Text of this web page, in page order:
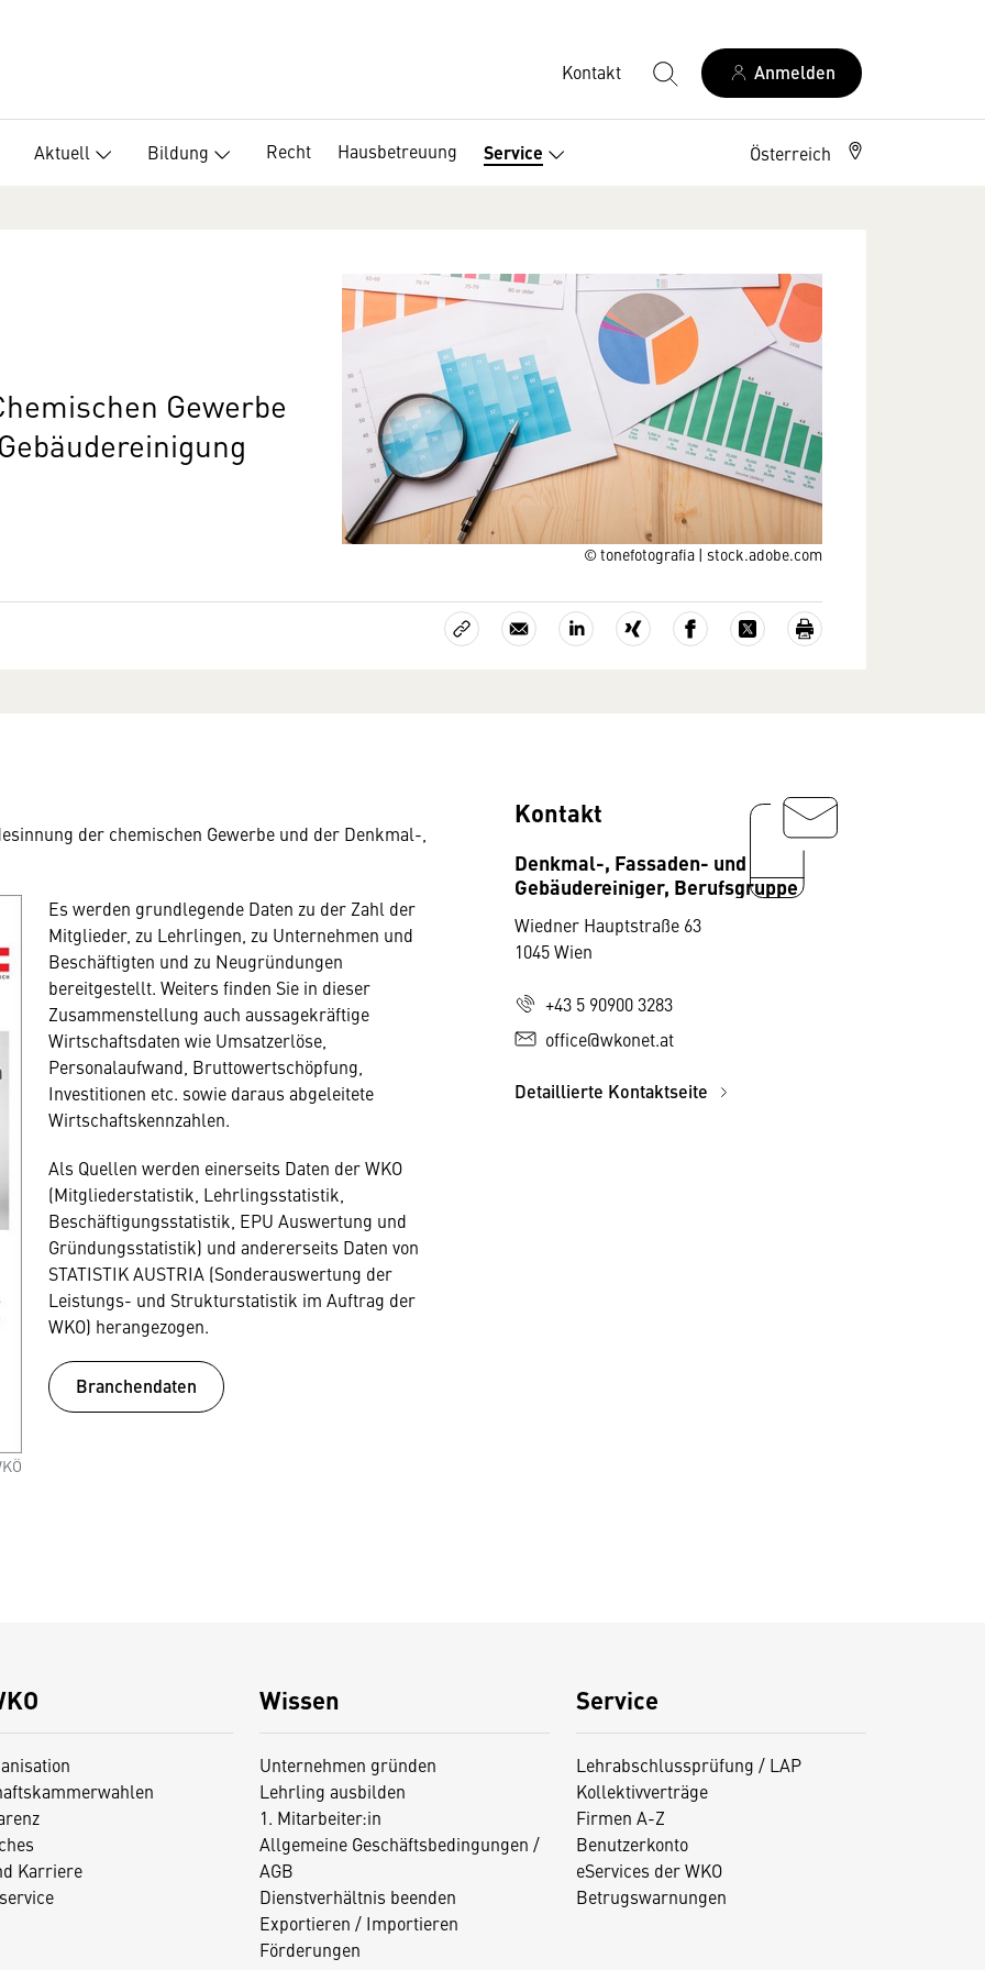
Kontakt Anmelden
Aktuell Bildung Recht Hausbetreuung Service Österreich
© tonefotografia | stock.adobe.com
Gewerbe
der chemischen Gewerbe und der Denkmal-,
Es werden grundlegende Daten zu der Zahl der
Mitglieder, zu Lehrlingen, zu Unternehmen und
Beschäftigten und zu Neugründungen
bereitgestellt. Weiters finden Sie in dieser
Zusammenstellung auch aussagekräftige
Wirtschaftsdaten wie Umsatzerlöse,
Personalaufwand, Bruttowertschöpfung,
Investitionen etc. sowie daraus abgeleitete
Wirtschaftskennzahlen.
Als Quellen werden einerseits Daten der WKO
(Mitgliederstatistik, Lehrlingsstatistik,
Beschäftigungsstatistik, EPU Auswertung und
Gründungsstatistik) und andererseits Daten von
STATISTIK AUSTRIA (Sonderauswertung der
Leistungs- und Strukturstatistik im Auftrag der
WKO) herangezogen.
Branchendaten
Kontakt
Denkmal-, Fassaden- und
Gebäudereiniger, Berufsgruppe
Wiedner Hauptstraße 63
1045 Wien
+43 5 90900 3283
office@wkonet.at
Detaillierte Kontaktseite
Karriere
Wissen
Unternehmen gründen
Lehrling ausbilden
1. Mitarbeiter:in
Allgemeine Geschäftsbedingungen /
AGB
Dienstverhältnis beenden
Exportieren / Importieren
Förderungen
Service
Lehrabschlussprüfung / LAP
Kollektivverträge
Firmen A-Z
Benutzerkonto
eServices der WKO
Betrugswarnungen